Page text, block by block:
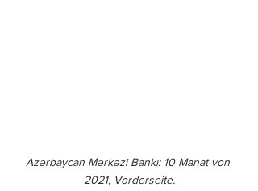
Azərbaycan Mərkəzi Bankı: 10 Manat von
2021, Vorderseite.